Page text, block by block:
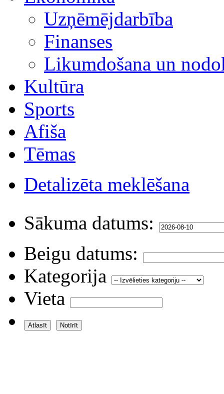
Uzņēmējdarbība
Finanses
Likumdošana un
Kultūra
Sports
Afiša
Tēmas
Detalizēta meklēšana
Sākuma datums:
Beigu datums:
Kategorija
Vieta